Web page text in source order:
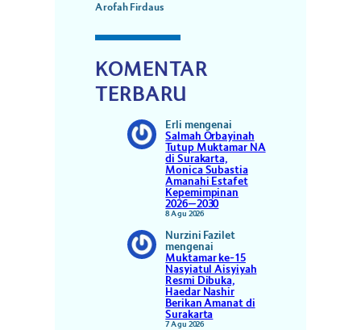
Arofah Firdaus
KOMENTAR
TERBARU
Erli mengenai
Salmah Orbayinah
Tutup Muktamar NA
di Surakarta,
Monica Subastia
Amanahi Estafet
Kepemimpinan
2026–2030
8 Agu 2026
Nurzini Fazilet
mengenai
Muktamar ke-15
Nasyiatul Aisyiyah
Resmi Dibuka,
Haedar Nashir
Berikan Amanat di
Surakarta
7 Agu 2026